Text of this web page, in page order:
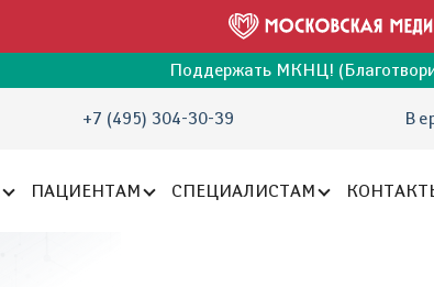
Поддержать МКНЦ!
+7 (495) 304-30-39
ПАЦИЕНТАМ СПЕЦИАЛИСТАМ